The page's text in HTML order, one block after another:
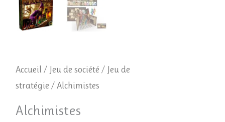
Accueil / Jeu de société / Jeu de
stratégie / Alchimistes
Alchimistes